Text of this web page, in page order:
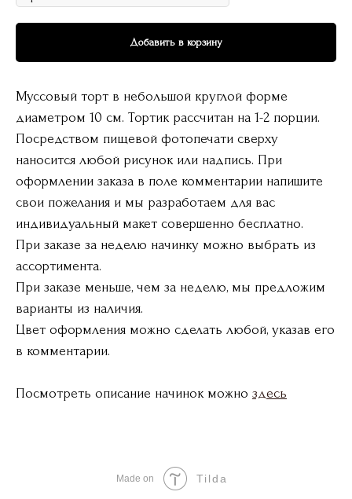
Добавить в корзину
Муссовый торт в небольшой круглой форме
диаметром 10 см. Тортик рассчитан на 1-2 порции.
Посредством пищевой фотопечати сверху
наносится любой рисунок или надпись. При
оформлении заказа в поле комментарии напишите
свои пожелания и мы разработаем для вас
индивидуальный макет совершенно бесплатно.
При заказе за неделю начинку можно выбрать из
ассортимента.
При заказе меньше, чем за неделю, мы предложим
варианты из наличия.
Цвет оформления можно сделать любой, указав его
в комментарии.
Посмотреть описание начинок можно здесь
Made on Tilda